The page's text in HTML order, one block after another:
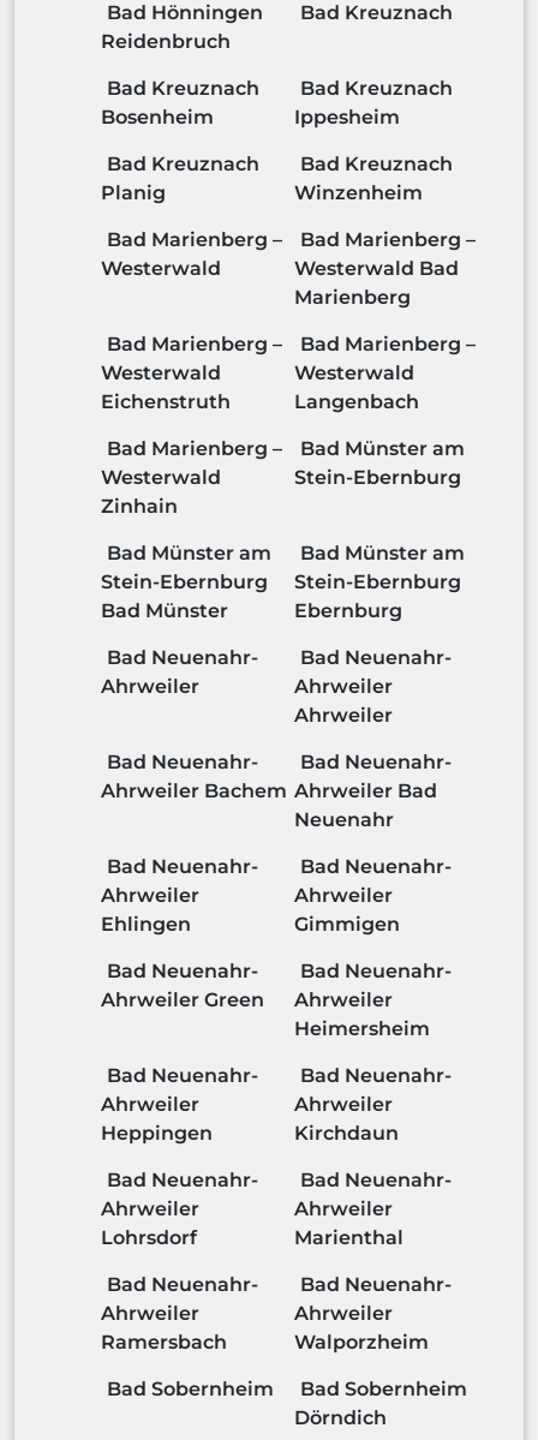
Bad Hönningen
Reidenbruch
Bad Kreuznach
Bad Kreuznach
Bosenheim
Bad Kreuznach
Ippesheim
Bad Kreuznach
Planig
Bad Kreuznach
Winzenheim
Bad Marienberg –
Westerwald
Bad Marienberg –
Westerwald Bad
Marienberg
Bad Marienberg –
Westerwald
Eichenstruth
Bad Marienberg –
Westerwald
Langenbach
Bad Marienberg –
Westerwald
Zinhain
Bad Münster am
Stein-Ebernburg
Bad Münster am
Stein-Ebernburg
Bad Münster
Bad Münster am
Stein-Ebernburg
Ebernburg
Bad Neuenahr-
Ahrweiler
Bad Neuenahr-
Ahrweiler
Ahrweiler
Bad Neuenahr-
Ahrweiler Bachem
Bad Neuenahr-
Ahrweiler Bad
Neuenahr
Bad Neuenahr-
Ahrweiler
Ehlingen
Bad Neuenahr-
Ahrweiler
Gimmigen
Bad Neuenahr-
Ahrweiler Green
Bad Neuenahr-
Ahrweiler
Heimersheim
Bad Neuenahr-
Ahrweiler
Heppingen
Bad Neuenahr-
Ahrweiler
Kirchdaun
Bad Neuenahr-
Ahrweiler
Lohrsdorf
Bad Neuenahr-
Ahrweiler
Marienthal
Bad Neuenahr-
Ahrweiler
Ramersbach
Bad Neuenahr-
Ahrweiler
Walporzheim
Bad Sobernheim
Bad Sobernheim
Dörndich